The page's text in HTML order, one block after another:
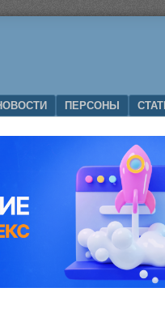
ПЕРСОНЫ